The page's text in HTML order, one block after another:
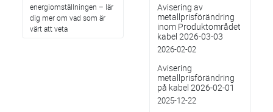
energiomställningen – lär
dig mer om vad som är
värt att veta
Avisering av
metallprisförändring
inom Produktområdet
kabel 2026-03-03
2026-02-02
Avisering
metallprisförändring
på kabel 2026-02-01
2025-12-22